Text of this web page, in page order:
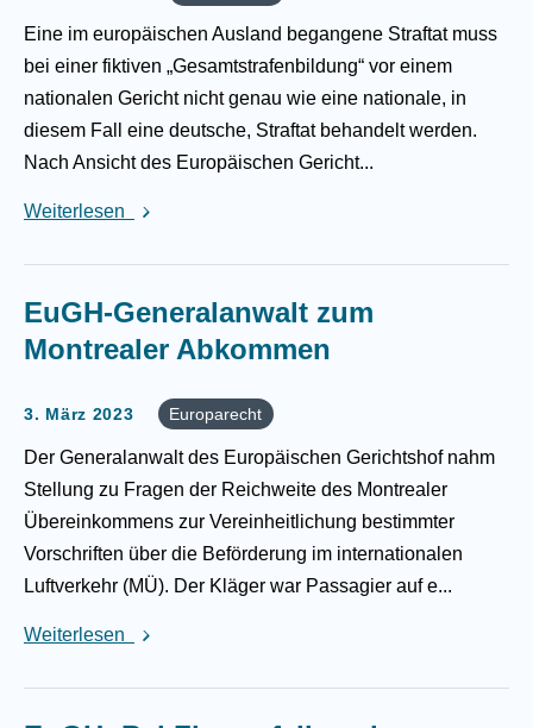
Eine im europäischen Ausland begangene Straftat muss
bei einer fiktiven „Gesamtstrafenbildung“ vor einem
nationalen Gericht nicht genau wie eine nationale, in
diesem Fall eine deutsche, Straftat behandelt werden.
Nach Ansicht des Europäischen Gericht...
Weiterlesen
EuGH-Generalanwalt zum
Montrealer Abkommen
3. März 2023 Europarecht
Der Generalanwalt des Europäischen Gerichtshof nahm
Stellung zu Fragen der Reichweite des Montrealer
Übereinkommens zur Vereinheitlichung bestimmter
Vorschriften über die Beförderung im internationalen
Luftverkehr (MÜ). Der Kläger war Passagier auf e...
Weiterlesen